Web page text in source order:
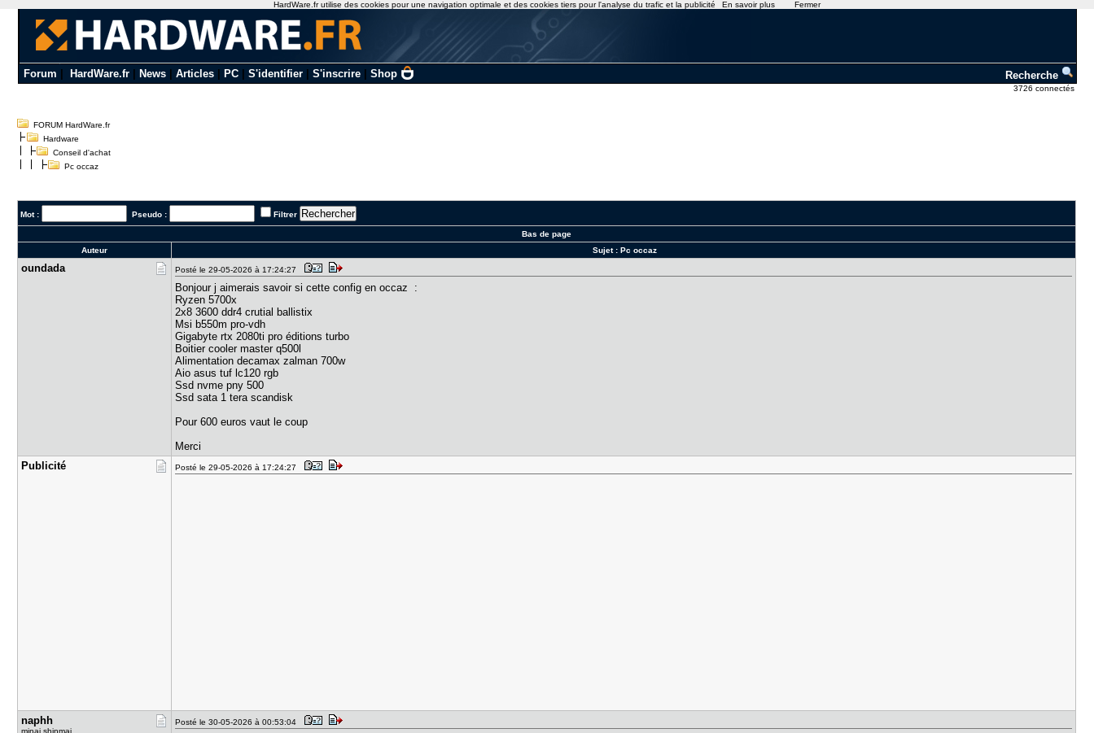
Forum HardWare.fr| News| Articles| PC| S'identifier| S'inscrire| Shop Recherche
3726 connectés
FORUM HardWare.fr
Hardware
Conseil d'achat
Pc occaz
Mot : Pseudo : Filtrer
Bas de page
Auteur
Sujet :Pc occaz
oundada Posté le 29-05-2026 à 17:24:27
Bonjour j aimerais savoir si cette config en occaz :
Ryzen 5700x
2x8 3600 ddr4 crutial ballistix
Msi b550m pro-vdh
Gigabyte rtx 2080ti pro éditions turbo
Boitier cooler master q500l
Alimentation decamax zalman 700w
Aio asus tuf lc120 rgb
Ssd nvme pny 500
Ssd sata 1 tera scandisk
Pour 600 euros vaut le coup
Merci
Publicité
Posté le 29-05-2026 à 17:24:27
naphh
minai shinmai
Posté le 30-05-2026 à 00:53:04
HardWare.fr utilise des cookies pour une navigation optimale et des cookies tiers pour l'analyse du trafic et la publicité En savoir plus Fermer